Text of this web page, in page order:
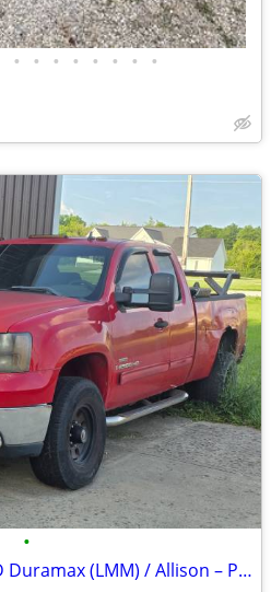
• • • • • • • •
•
2007 GMC Sierra 2500HD Duramax (LMM) / Allison – Parts/Mechanic's Spec